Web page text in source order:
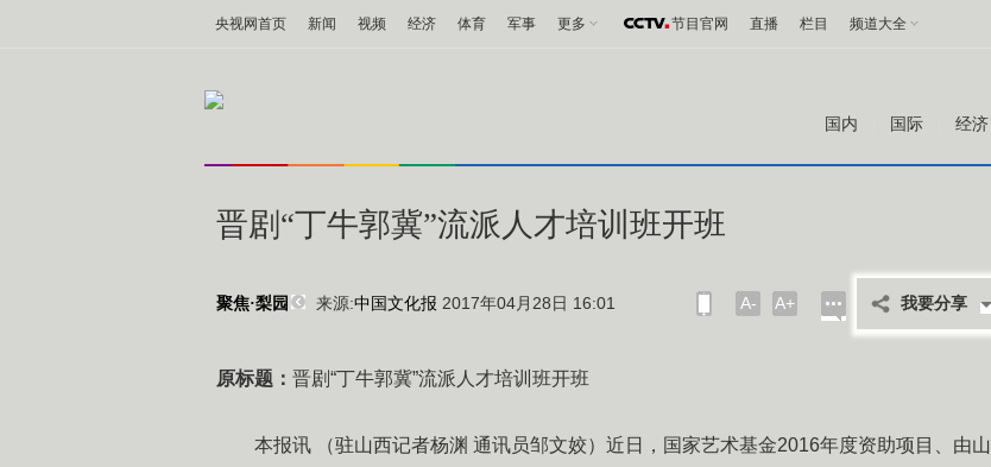
央视网首页 新闻 视频 经济 体育 军事 更多 节目官网 直播 栏目 频道大全
国内 国际 经济
晋剧“丁牛郭冀”流派人才培训班开班
聚焦·梨园 来源:中国文化报 2017年04月28日 16:01 A- A+ 我要分享
原标题： 晋剧“丁牛郭冀”流派人才培训班开班
本报讯 （驻山西记者杨渊 通讯员邹文姣）近日，国家艺术基金2016年度资助项目、由山